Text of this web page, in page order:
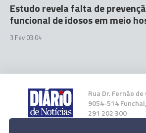
Estudo revela falta de
funcional de idosos em meio
3 Fev 03:04
Rua Dr. Fernão
9054-514
291 202 300